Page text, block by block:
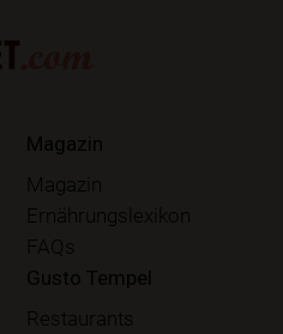
Magazin
Magazin
Ernährungslexikon
FAQs
Gusto Tempel
Restaurants